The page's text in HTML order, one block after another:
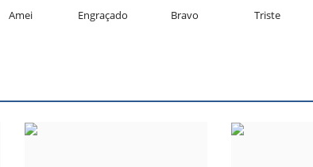
Amei Engraçado Bravo Triste